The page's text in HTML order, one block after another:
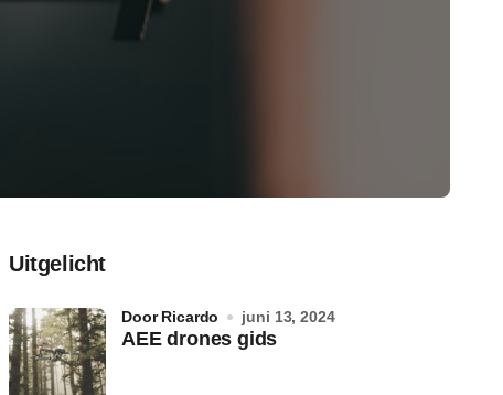
Uitgelicht
AEE drones gids
door Ricardo juni 13, 2024